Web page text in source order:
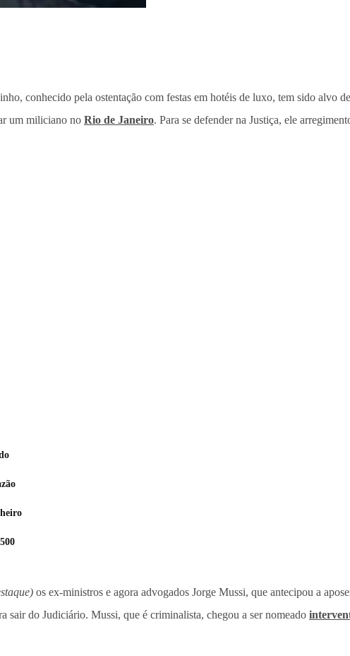
conhecido pela ostentação com festas em hotéis de luxo, tem sido alvo
um miliciano no Rio de Janeiro. Para se defender na Justiça, ele
os ex-ministros e agora advogados Jorge Mussi, que antecipou a
sair do Judiciário. Mussi, que é criminalista, chegou a ser nomeado